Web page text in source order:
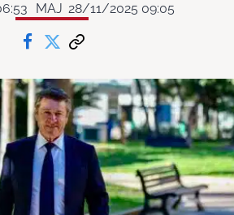
MAJ 28/11/2025 09:05